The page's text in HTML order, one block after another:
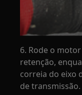
6. Rode o
retenção,
correia do eixo
de transmissão.